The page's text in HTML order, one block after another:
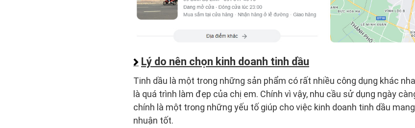
Lý do nên chọn kinh doanh tinh dầu
Tinh dầu là một trong những sản phẩm có rất nhiều công dụng khác
là quá trình làm đẹp của chị em. Chính vì vậy, nhu cầu sử dụng ngày
chính là một trong những yếu tố giúp cho việc kinh doanh tinh dầu
nhuận tốt.